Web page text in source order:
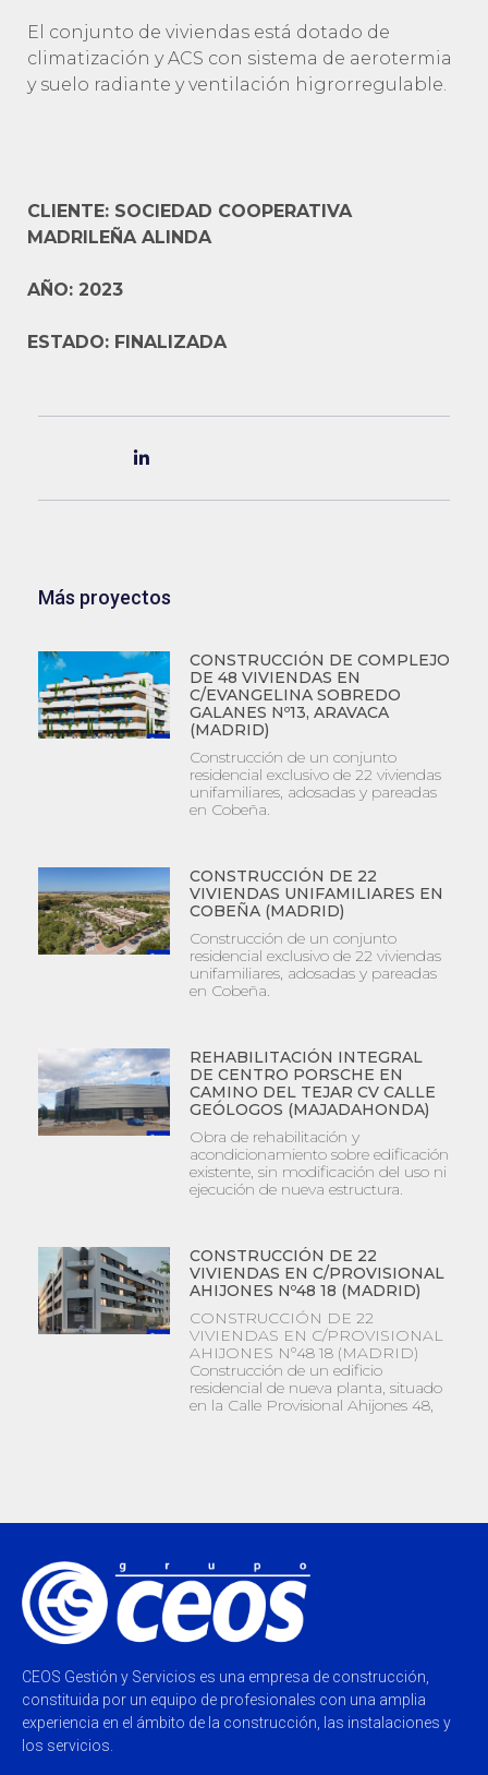
El conjunto de viviendas está dotado de
climatización y ACS con sistema de aerotermia
y suelo radiante y ventilación higrorregulable.
CLIENTE: SOCIEDAD COOPERATIVA
MADRILEÑA ALINDA
AÑO: 2023
ESTADO: FINALIZADA
Más proyectos
CONSTRUCCIÓN DE COMPLEJO
DE 48 VIVIENDAS EN
C/EVANGELINA SOBREDO
GALANES Nº13, ARAVACA
(MADRID)
Construcción de un conjunto
residencial exclusivo de 22 viviendas
unifamiliares, adosadas y pareadas
en Cobeña.
CONSTRUCCIÓN DE 22
VIVIENDAS UNIFAMILIARES EN
COBEÑA (MADRID)
Construcción de un conjunto
residencial exclusivo de 22 viviendas
unifamiliares, adosadas y pareadas
en Cobeña.
REHABILITACIÓN INTEGRAL
DE CENTRO PORSCHE EN
CAMINO DEL TEJAR CV CALLE
GEÓLOGOS (MAJADAHONDA)
Obra de rehabilitación y
acondicionamiento sobre edificación
existente, sin modificación del uso ni
ejecución de nueva estructura.
CONSTRUCCIÓN DE 22
VIVIENDAS EN C/PROVISIONAL
AHIJONES Nº48 18 (MADRID)
CONSTRUCCIÓN DE 22
VIVIENDAS EN C/PROVISIONAL
AHIJONES Nº48 18 (MADRID)
Construcción de un edificio
residencial de nueva planta, situado
en la Calle Provisional Ahijones 48,
CEOS Gestión y Servicios es una empresa de construcción,
constituida por un equipo de profesionales con una amplia
experiencia en el ámbito de la construcción, las instalaciones y
los servicios.